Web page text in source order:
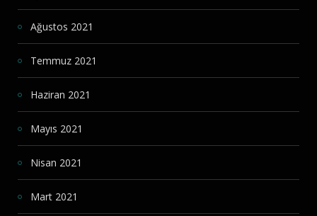
Ağustos 2021
Temmuz 2021
Haziran 2021
Mayıs 2021
Nisan 2021
Mart 2021